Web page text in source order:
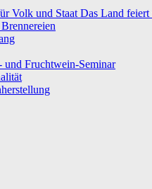
Volk und Staat Das Land feiert
und Fruchtwein-Seminar